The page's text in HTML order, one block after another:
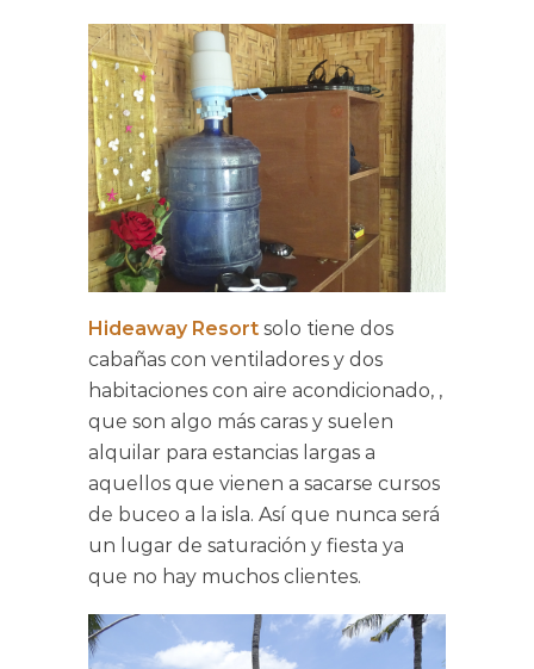
Hideaway Resort solo tiene dos
cabañas con ventiladores y dos
habitaciones con aire acondicionado, ,
que son algo más caras y suelen
alquilar para estancias largas a
aquellos que vienen a sacarse cursos
de buceo a la isla. Así que nunca será
un lugar de saturación y fiesta ya
que no hay muchos clientes.